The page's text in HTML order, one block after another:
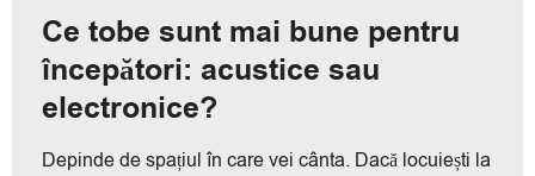
Ce tobe sunt mai bune pentru
începători: acustice sau
electronice?
Depinde de spațiul în care vei cânta. Dacă locuiești la